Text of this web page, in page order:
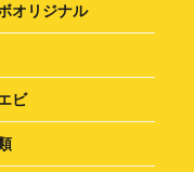
オリジナル
ビ